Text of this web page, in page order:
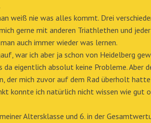
weiß nie was alles kommt. Drei
gerne mit anderen Triathlethen und
auch immer wieder was lernen.
war ich aber ja schon von Heidelberg
eigentlich absolut keine Probleme. Aber
der mich zuvor auf dem Rad überholt
konnte ich natürlich nicht wissen wie gut
Altersklasse und 6. in der